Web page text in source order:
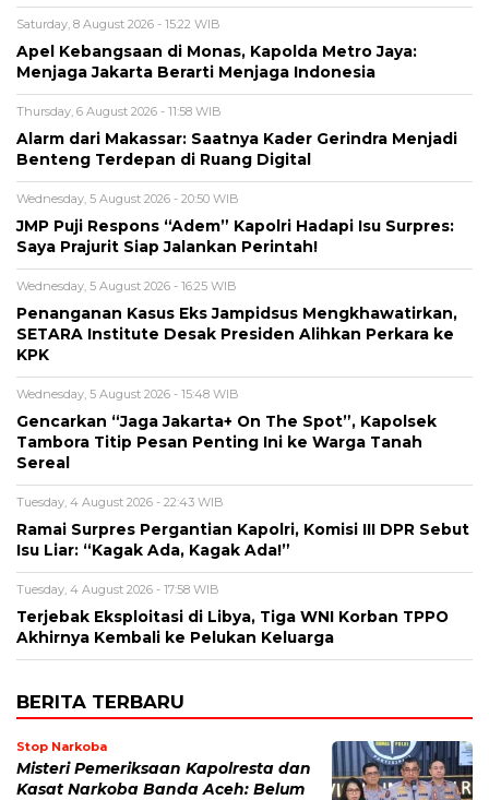
Saturday, 8 August 2026 - 15:22 WIB
Apel Kebangsaan di Monas, Kapolda Metro Jaya:
Menjaga Jakarta Berarti Menjaga Indonesia
Thursday, 6 August 2026 - 11:58 WIB
Alarm dari Makassar: Saatnya Kader Gerindra Menjadi
Benteng Terdepan di Ruang Digital
Wednesday, 5 August 2026 - 20:50 WIB
JMP Puji Respons “Adem” Kapolri Hadapi Isu Surpres:
Saya Prajurit Siap Jalankan Perintah!
Wednesday, 5 August 2026 - 16:25 WIB
Penanganan Kasus Eks Jampidsus Mengkhawatirkan,
SETARA Institute Desak Presiden Alihkan Perkara ke
KPK
Wednesday, 5 August 2026 - 15:48 WIB
Gencarkan “Jaga Jakarta+ On The Spot”, Kapolsek
Tambora Titip Pesan Penting Ini ke Warga Tanah
Sereal
Tuesday, 4 August 2026 - 22:43 WIB
Ramai Surpres Pergantian Kapolri, Komisi III DPR Sebut
Isu Liar: “Kagak Ada, Kagak Ada!”
Tuesday, 4 August 2026 - 17:58 WIB
Terjebak Eksploitasi di Libya, Tiga WNI Korban TPPO
Akhirnya Kembali ke Pelukan Keluarga
BERITA TERBARU
Stop Narkoba
Misteri Pemeriksaan Kapolresta dan
Kasat Narkoba Banda Aceh: Belum